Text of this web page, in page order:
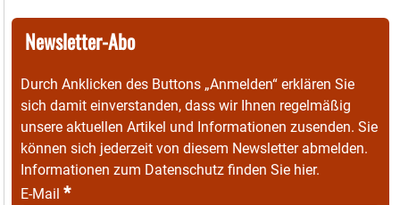
Newsletter-Abo
Durch Anklicken des Buttons „Anmelden“ erklären Sie
sich damit einverstanden, dass wir Ihnen regelmäßig
unsere aktuellen Artikel und Informationen zusenden. Sie
können sich jederzeit von diesem Newsletter abmelden.
Informationen zum Datenschutz finden Sie hier.
E-Mail *